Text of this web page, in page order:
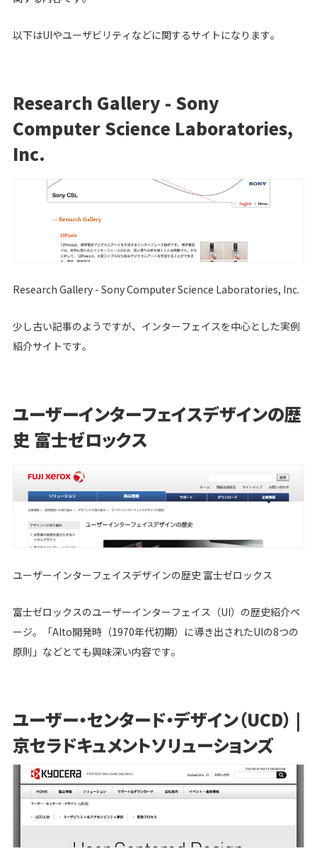
以下はUIやユーザビリティなどに関するサイトになります。
Research Gallery - Sony
Computer Science Laboratories,
Inc.
Research Gallery - Sony Computer Science Laboratories, Inc.
少し古い記事のようですが、インターフェイスを中心とした実例
紹介サイトです。
ユーザーインターフェイスデザインの歴
史 富士ゼロックス
ユーザーインターフェイスデザインの歴史 富士ゼロックス
富士ゼロックスのユーザーインターフェイス（UI）の歴史紹介ペ
ージ。「Alto開発時（1970年代初期）に導き出されたUIの8つの
原則」などとても興味深い内容です。
ユーザー・センタード・デザイン（UCD） |
京セラドキュメントソリューションズ